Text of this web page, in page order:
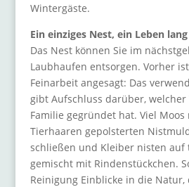
Wintergäste.
Ein einziges Nest, ein Leben lang
Das Nest können Sie im
Laubhaufen entsorgen. Vorher
Feinarbeit angesagt: Das
gibt Aufschluss darüber, welcher
Familie gegründet hat. Viel
Tierhaaren gepolsterten
schließen und Kleiber nisten auf
gemischt mit Rindenstückchen.
Reinigung Einblicke in die Natur,